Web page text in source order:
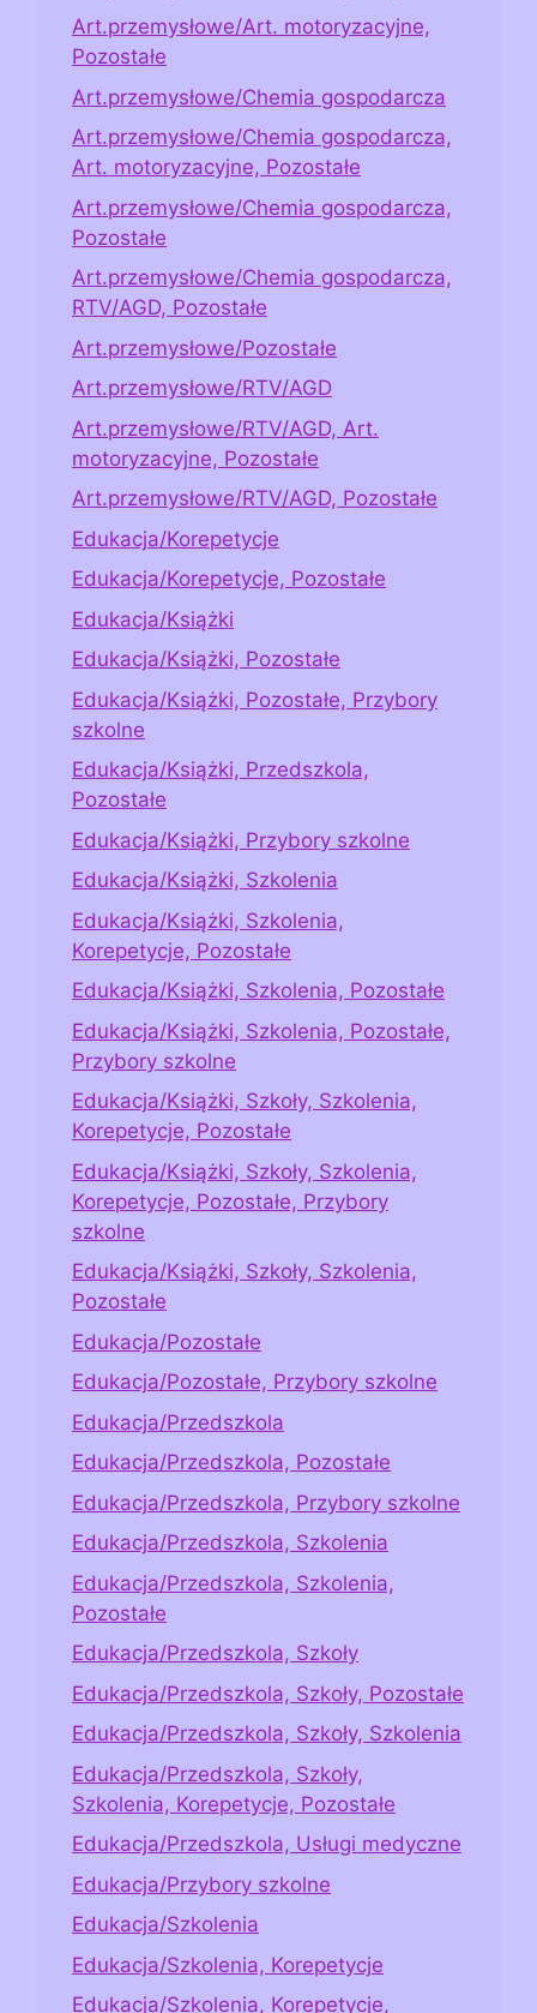
Art.przemysłowe/Art. motoryzacyjne,
Pozostałe
Art.przemysłowe/Chemia gospodarcza
Art.przemysłowe/Chemia gospodarcza,
Art. motoryzacyjne, Pozostałe
Art.przemysłowe/Chemia gospodarcza,
Pozostałe
Art.przemysłowe/Chemia gospodarcza,
RTV/AGD, Pozostałe
Art.przemysłowe/Pozostałe
Art.przemysłowe/RTV/AGD
Art.przemysłowe/RTV/AGD, Art.
motoryzacyjne, Pozostałe
Art.przemysłowe/RTV/AGD, Pozostałe
Edukacja/Korepetycje
Edukacja/Korepetycje, Pozostałe
Edukacja/Książki
Edukacja/Książki, Pozostałe
Edukacja/Książki, Pozostałe, Przybory
szkolne
Edukacja/Książki, Przedszkola,
Pozostałe
Edukacja/Książki, Przybory szkolne
Edukacja/Książki, Szkolenia
Edukacja/Książki, Szkolenia,
Korepetycje, Pozostałe
Edukacja/Książki, Szkolenia, Pozostałe
Edukacja/Książki, Szkolenia, Pozostałe,
Przybory szkolne
Edukacja/Książki, Szkoły, Szkolenia,
Korepetycje, Pozostałe
Edukacja/Książki, Szkoły, Szkolenia,
Korepetycje, Pozostałe, Przybory
szkolne
Edukacja/Książki, Szkoły, Szkolenia,
Pozostałe
Edukacja/Pozostałe
Edukacja/Pozostałe, Przybory szkolne
Edukacja/Przedszkola
Edukacja/Przedszkola, Pozostałe
Edukacja/Przedszkola, Przybory szkolne
Edukacja/Przedszkola, Szkolenia
Edukacja/Przedszkola, Szkolenia,
Pozostałe
Edukacja/Przedszkola, Szkoły
Edukacja/Przedszkola, Szkoły, Pozostałe
Edukacja/Przedszkola, Szkoły, Szkolenia
Edukacja/Przedszkola, Szkoły,
Szkolenia, Korepetycje, Pozostałe
Edukacja/Przedszkola, Usługi medyczne
Edukacja/Przybory szkolne
Edukacja/Szkolenia
Edukacja/Szkolenia, Korepetycje
Edukacja/Szkolenia, Korepetycje,